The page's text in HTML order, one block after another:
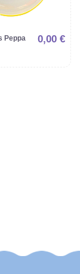
Peppa
0,00 €